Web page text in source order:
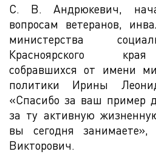
С. В. Андрюкевич,
вопросам ветеранов,
министерства
Красноярского
собравшихся от имени
политики Ирины
«Спасибо за ваш пример
за ту активную
вы сегодня
Викторович.